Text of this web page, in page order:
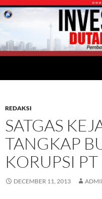
REDAKSI
SATGAS
TANGKAP
KORUPSI
DECEMBER 11, 2013